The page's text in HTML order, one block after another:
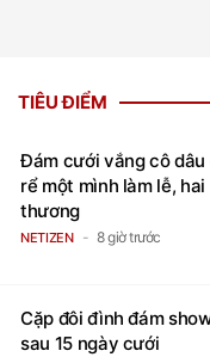
TIÊU ĐIỂM
Đám cưới vắng cô dâu
rể một mình làm lễ,
thương
NETIZEN 8 giờ trước
Cặp đôi đình đám
sau 15 ngày cưới